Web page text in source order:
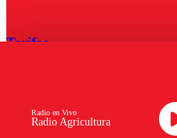
Radio Agricultura
Radio en Vivo
Tarifas